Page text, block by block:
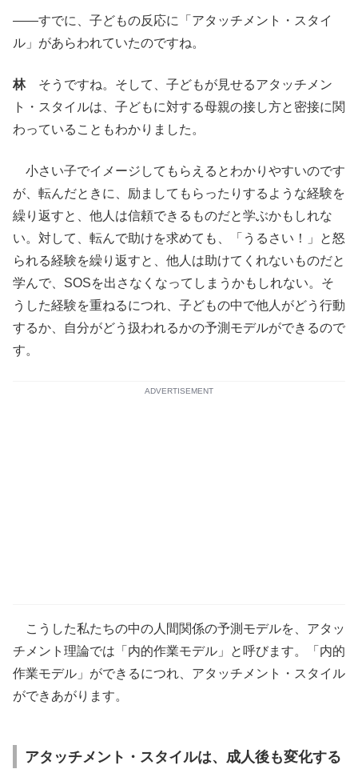
――すでに、子どもの反応に「アタッチメント・スタイ
ル」があらわれていたのですね。
林そうですね。そして、子どもが見せるアタッチメン
ト・スタイルは、子どもに対する母親の接し方と密接に関
わっていることもわかりました。
小さい子でイメージしてもらえるとわかりやすいのです
が、転んだときに、励ましてもらったりするような経験を
繰り返すと、他人は信頼できるものだと学ぶかもしれな
い。対して、転んで助けを求めても、「うるさい！」と怒
られる経験を繰り返すと、他人は助けてくれないものだと
学んで、SOSを出さなくなってしまうかもしれない。そ
うした経験を重ねるにつれ、子どもの中で他人がどう行動
するか、自分がどう扱われるかの予測モデルができるので
す。
ADVERTISEMENT
こうした私たちの中の人間関係の予測モデルを、アタッ
チメント理論では「内的作業モデル」と呼びます。「内的
作業モデル」ができるにつれ、アタッチメント・スタイル
ができあがります。
アタッチメント・スタイルは、成人後も変化する